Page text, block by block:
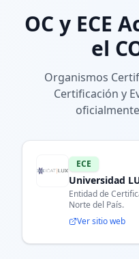
OC y ECE
el
Organismos
Certificación y
ECE
Universidad
Entidad de
Norte del País.
Ver sitio web